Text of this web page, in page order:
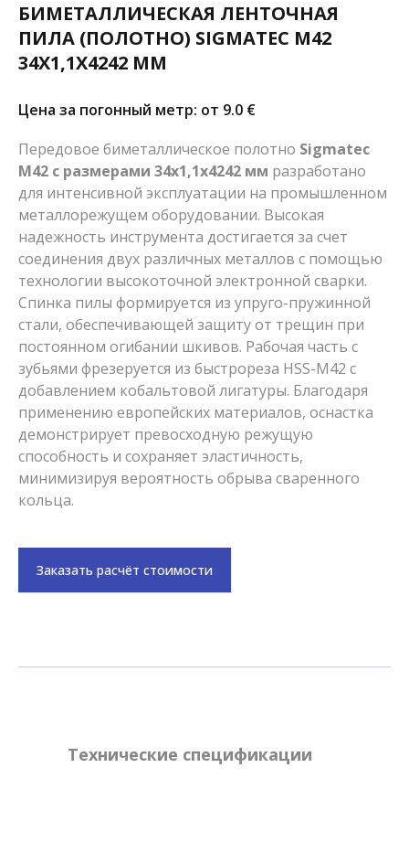
БИМЕТАЛЛИЧЕСКАЯ ЛЕНТОЧНАЯ
ПИЛА (ПОЛОТНО) SIGMATEC M42
34X1,1X4242 ММ
Цена за погонный метр: от 9.0 €
Передовое биметаллическое полотно Sigmatec
M42 с размерами 34x1,1x4242 мм разработано
для интенсивной эксплуатации на промышленном
металлорежущем оборудовании. Высокая
надежность инструмента достигается за счет
соединения двух различных металлов с помощью
технологии высокоточной электронной сварки.
Спинка пилы формируется из упруго-пружинной
стали, обеспечивающей защиту от трещин при
постоянном огибании шкивов. Рабочая часть с
зубьями фрезеруется из быстрореза HSS-M42 с
добавлением кобальтовой лигатуры. Благодаря
применению европейских материалов, оснастка
демонстрирует превосходную режущую
способность и сохраняет эластичность,
минимизируя вероятность обрыва сваренного
кольца.
Заказать расчёт стоимости
Технические спецификации